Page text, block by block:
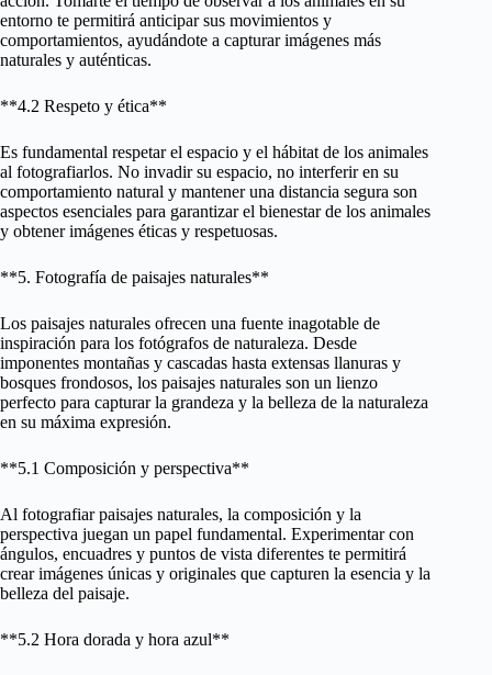
entorno te permitirá anticipar sus movimientos y
comportamientos, ayudándote a capturar imágenes más
naturales y auténticas.
**4.2 Respeto y ética**
Es fundamental respetar el espacio y el hábitat de los animales
al fotografiarlos. No invadir su espacio, no interferir en su
comportamiento natural y mantener una distancia segura son
aspectos esenciales para garantizar el bienestar de los animales
y obtener imágenes éticas y respetuosas.
**5. Fotografía de paisajes naturales**
Los paisajes naturales ofrecen una fuente inagotable de
inspiración para los fotógrafos de naturaleza. Desde
imponentes montañas y cascadas hasta extensas llanuras y
bosques frondosos, los paisajes naturales son un lienzo
perfecto para capturar la grandeza y la belleza de la naturaleza
en su máxima expresión.
**5.1 Composición y perspectiva**
Al fotografiar paisajes naturales, la composición y la
perspectiva juegan un papel fundamental. Experimentar con
ángulos, encuadres y puntos de vista diferentes te permitirá
crear imágenes únicas y originales que capturen la esencia y la
belleza del paisaje.
**5.2 Hora dorada y hora azul**